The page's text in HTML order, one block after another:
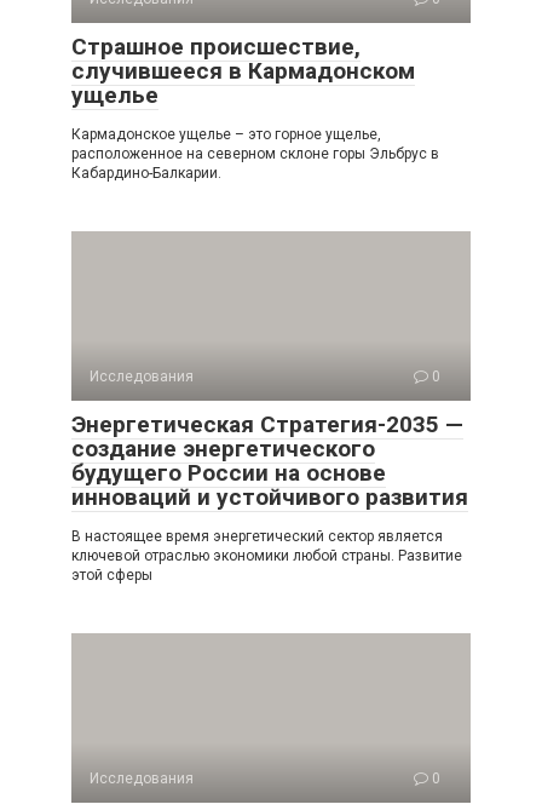
Страшное происшествие,
случившееся в Кармадонском
ущелье
Кармадонское ущелье – это горное ущелье,
расположенное на северном склоне горы Эльбрус в
Кабардино-Балкарии.
Исследования 0
Энергетическая Стратегия-2035 —
создание энергетического
будущего России на основе
инноваций и устойчивого развития
В настоящее время энергетический сектор является
ключевой отраслью экономики любой страны. Развитие
этой сферы
Исследования 0